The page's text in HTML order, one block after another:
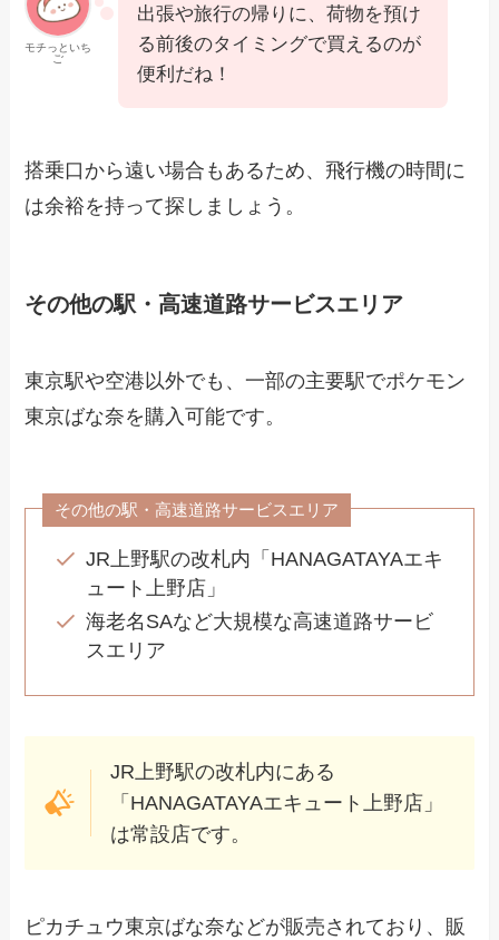
モチっといち
ご
出張や旅行の帰りに、荷物を預け
る前後のタイミングで買えるのが
便利だね！
搭乗口から遠い場合もあるため、飛行機の時間に
は余裕を持って探しましょう。
その他の駅・高速道路サービスエリア
東京駅や空港以外でも、一部の主要駅でポケモン
東京ばな奈を購入可能です。
その他の駅・高速道路サービスエリア
JR上野駅の改札内「HANAGATAYAエキ
ュート上野店」
海老名SAなど大規模な高速道路サービ
スエリア
JR上野駅の改札内にある
「HANAGATAYAエキュート上野店」
は常設店です。
ピカチュウ東京ばな奈などが販売されており、販